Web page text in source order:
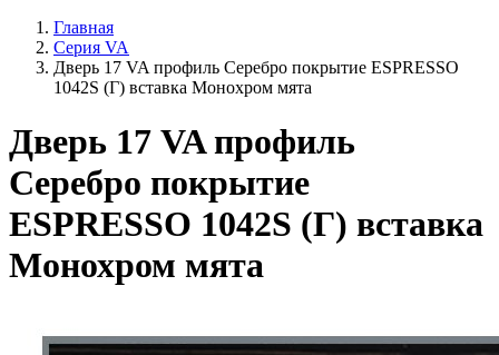
Главная
Серия VA
Дверь 17 VA профиль Серебро покрытие ESPRESSO
1042S (Г) вставка Монохром мята
Дверь 17 VA профиль
Серебро покрытие
ESPRESSO 1042S (Г) вставка
Монохром мята